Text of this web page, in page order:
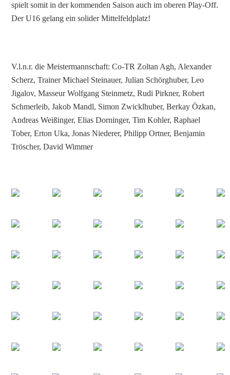
spielt somit in der kommenden Saison auch im oberen Play-Off.
Der U16 gelang ein solider Mittelfeldplatz!
V.l.n.r. die Meistermannschaft: Co-TR Zoltan Agh, Alexander
Scherz, Trainer Michael Steinauer, Julian Schörghuber, Leo
Jigalov, Masseur Wolfgang Steinmetz, Rudi Pirkner, Robert
Schmerleib, Jakob Mandl, Simon Zwicklhuber, Berkay Özkan,
Andreas Weißinger, Elias Dorninger, Tim Kohler, Raphael
Tober, Erton Uka, Jonas Niederer, Philipp Ortner, Benjamin
Tröscher, David Wimmer